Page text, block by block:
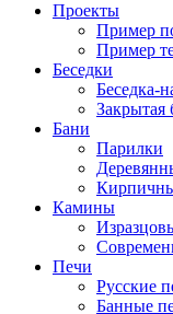
Проекты
Пример
Пример
Беседки
Беседка-
Закрытая
Бани
Парилки
Камины
Печи
Русские
Банные